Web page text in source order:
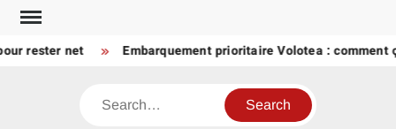
Skip
contentrester net Embarquement prioritaire Volotea : comment
Search